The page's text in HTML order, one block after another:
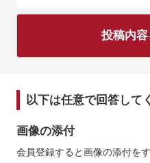
投稿内
以下は任意で回答して
画像の添付
会員登録すると画像の添付を